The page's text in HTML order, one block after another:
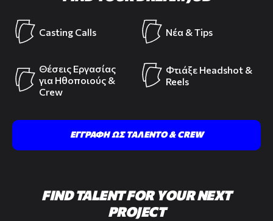
Casting Calls
Θέσεις Εργασίας
για Ηθοποιούς &
Crew
Νέα & Tips
Φτιάξε Headshot &
Reels
ΕΓΓΡΑΦΗ ΩΣ ΤΑΛΕΝΤΟ & CREW
FIND TALENT FOR YOUR NEXT
PROJECT